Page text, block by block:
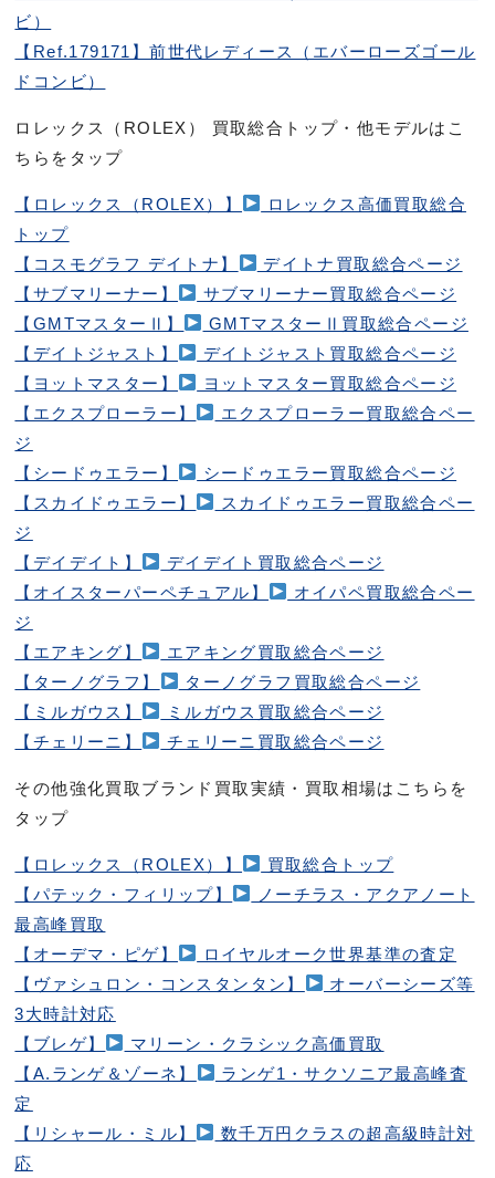
ビ）
【Ref.179171】前世代レディース（エバーローズゴール
ドコンビ）
ロレックス（ROLEX） 買取総合トップ・他モデルはこ
ちらをタップ
【ロレックス（ROLEX）】
ロレックス高価買取総合
トップ
【コスモグラフ デイトナ】
デイトナ買取総合ページ
【サブマリーナー】
サブマリーナー買取総合ページ
【GMTマスターⅡ】
GMTマスターⅡ買取総合ページ
【デイトジャスト】
デイトジャスト買取総合ページ
【ヨットマスター】
ヨットマスター買取総合ページ
【エクスプローラー】
エクスプローラー買取総合ペー
ジ
【シードゥエラー】
シードゥエラー買取総合ページ
【スカイドゥエラー】
スカイドゥエラー買取総合ペー
ジ
【デイデイト】
デイデイト買取総合ページ
【オイスターパーペチュアル】
オイパペ買取総合ペー
ジ
【エアキング】
エアキング買取総合ページ
【ターノグラフ】
ターノグラフ買取総合ページ
【ミルガウス】
ミルガウス買取総合ページ
【チェリーニ】
チェリーニ買取総合ページ
その他強化買取ブランド買取実績・買取相場はこちらを
タップ
【ロレックス（ROLEX）】
買取総合トップ
【パテック・フィリップ】
ノーチラス・アクアノート
最高峰買取
【オーデマ・ピゲ】
ロイヤルオーク世界基準の査定
【ヴァシュロン・コンスタンタン】
オーバーシーズ等
3大時計対応
【ブレゲ】
マリーン・クラシック高価買取
【A.ランゲ＆ゾーネ】
ランゲ1・サクソニア最高峰査
定
【リシャール・ミル】
数千万円クラスの超高級時計対
応